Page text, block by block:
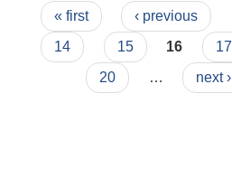
Pages
« first ‹ previous
14
15 16 17
20
… next ›